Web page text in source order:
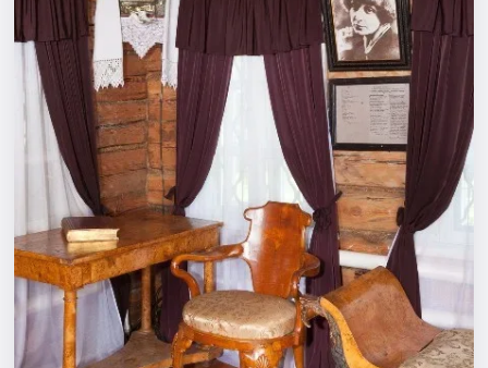
События
Города
Площадки
Артисты
Рейтинги